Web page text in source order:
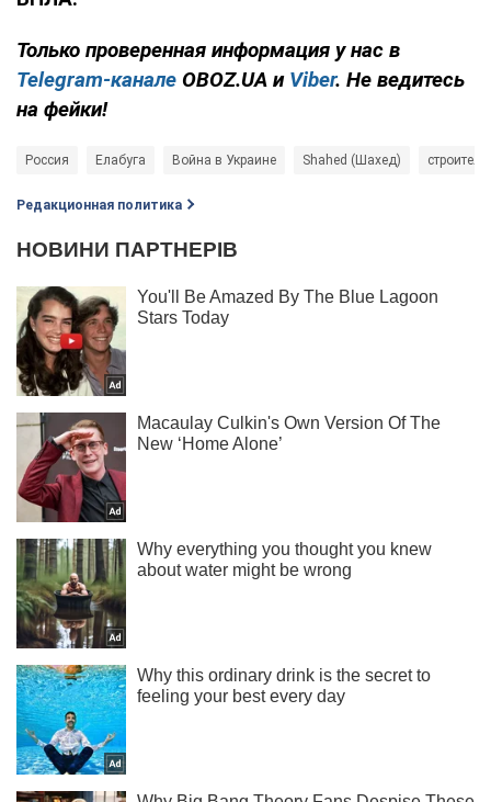
Только проверенная информация у нас в
Telegram-канале OBOZ.UA и Viber. Не ведитесь
на фейки!
Россия Елабуга Война в Украине Shahed (Шахед)
Редакционная политика